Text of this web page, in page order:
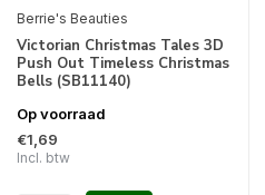
Berrie's Beauties
Victorian Christmas Tales 3D
Push Out Timeless Christmas
Bells (SB11140)
Op voorraad
€1,69
Incl. btw